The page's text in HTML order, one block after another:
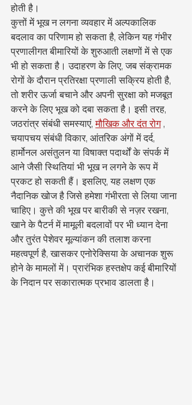
होती है।
कुत्तों में भूख न लगना व्यवहार में अल्पकालिक
बदलाव का परिणाम हो सकता है, लेकिन यह गंभीर
प्रणालीगत बीमारियों के शुरुआती लक्षणों में से एक
भी हो सकता है। उदाहरण के लिए, जब संक्रामक
रोगों के दौरान प्रतिरक्षा प्रणाली सक्रिय होती है,
तो शरीर ऊर्जा बचाने और अपनी सुरक्षा को मजबूत
करने के लिए भूख को दबा सकता है। इसी तरह,
जठरांत्र संबंधी समस्याएं, मौखिक और दंत रोग ,
चयापचय संबंधी विकार, आंतरिक अंगों में दर्द,
हार्मोनल असंतुलन या विषाक्त पदार्थों के संपर्क में
आने जैसी स्थितियां भी भूख न लगने के रूप में
प्रकट हो सकती हैं। इसलिए, यह लक्षण एक
नैदानिक खोज है जिसे हमेशा गंभीरता से लिया जाना
चाहिए। कुत्ते की भूख पर बारीकी से नज़र रखना,
खाने के पैटर्न में मामूली बदलावों पर भी ध्यान देना
और तुरंत पेशेवर मूल्यांकन की तलाश करना
महत्वपूर्ण है, खासकर एनोरेक्सिया के अचानक शुरू
होने के मामलों में। प्रारंभिक हस्तक्षेप कई बीमारियों
के निदान पर सकारात्मक प्रभाव डालता है।